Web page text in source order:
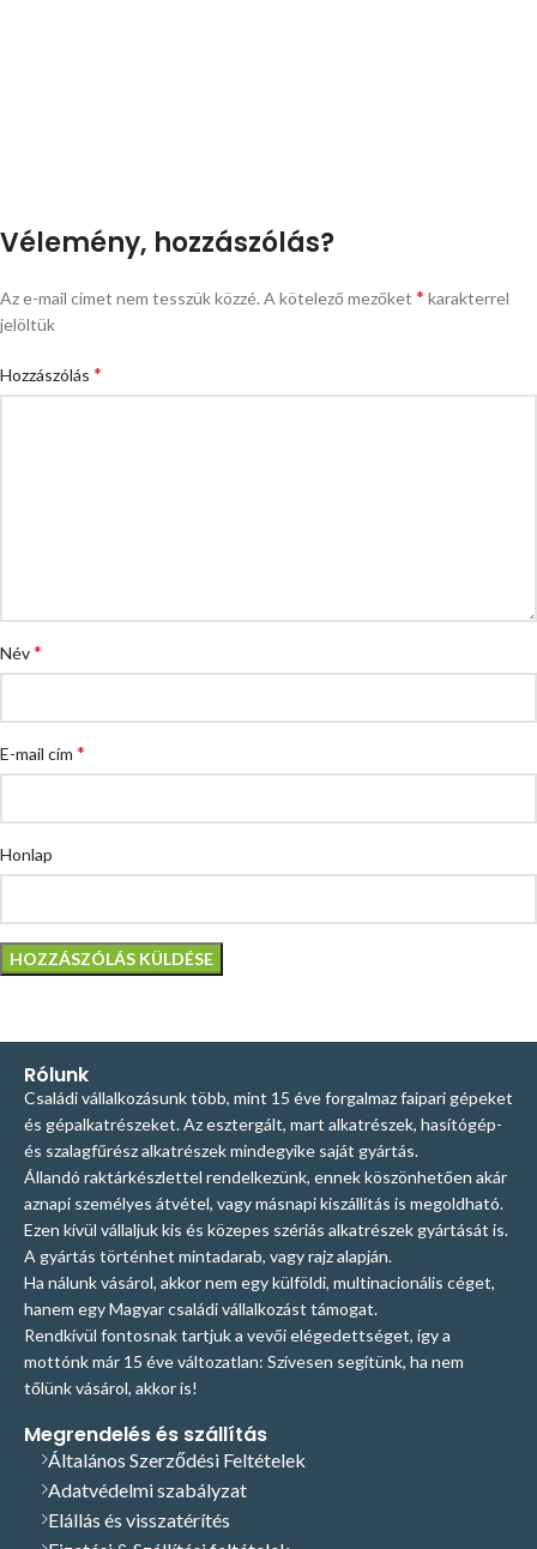
Vélemény, hozzászólás?
Az e-mail címet nem tesszük közzé. A kötelező mezőket * karakterrel
jelöltük
Hozzászólás *
Név*
E-mail cím *
Honlap
Rólunk
Családi vállalkozásunk több, mint 15 éve forgalmaz faipari gépeket
és gépalkatrészeket. Az esztergált, mart alkatrészek, hasítógép-
és szalagfűrész alkatrészek mindegyike saját gyártás.
Állandó raktárkészlettel rendelkezünk, ennek köszönhetően akár
aznapi személyes átvétel, vagy másnapi kiszállítás is megoldható.
Ezen kívül vállaljuk kis és közepes szériás alkatrészek gyártását is.
A gyártás történhet mintadarab, vagy rajz alapján.
Ha nálunk vásárol, akkor nem egy külföldi, multinacionális céget,
hanem egy Magyar családi vállalkozást támogat.
Rendkívül fontosnak tartjuk a vevői elégedettséget, így a
mottónk már 15 éve változatlan: Szívesen segítünk, ha nem
tőlünk vásárol, akkor is!
Megrendelés és szállítás
Általános Szerződési Feltételek
Adatvédelmi szabályzat
Elállás és visszatérítés